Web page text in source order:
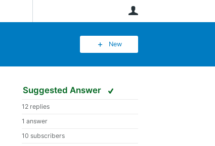
New
Suggested Answer
12 replies
1 answer
10 subscribers